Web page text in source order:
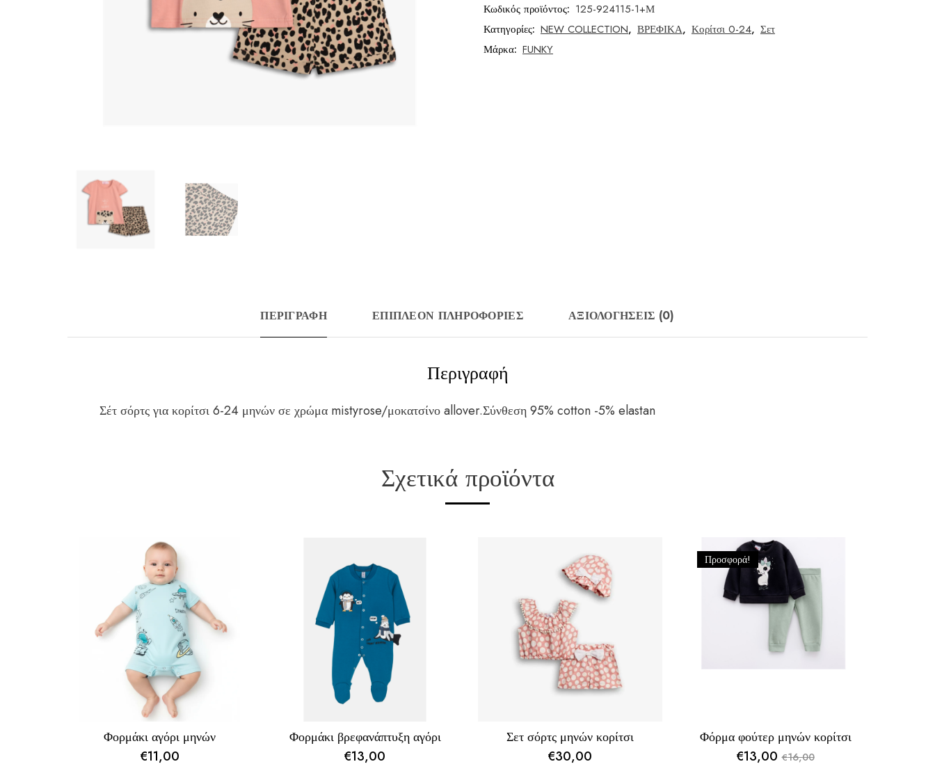
ποσότητα
Κωδικός προϊόντος: 125-924115-1+Μ
Κατηγορίες: NEW COLLECTION, ΒΡΕΦΙΚΑ, Κορίτσι 0-24, Σετ
Μάρκα: FUNKY
ΠΕΡΙΓΡΑΦΉ ΕΠΙΠΛΈΟΝ ΠΛΗΡΟΦΟΡΊΕΣ ΑΞΙΟΛΟΓΉΣΕΙΣ (0)
Περιγραφή
Σέτ σόρτς για κορίτσι 6-24 μηνών σε χρώμα mistyrose/μοκατσίνο allover.Σύνθεση 95% cotton -5% elastan
Σχετικά προϊόντα
Φορμάκι αγόρι μηνών
€11,00
Φορμάκι βρεφανάπτυξη αγόρι
€13,00
Σετ σόρτς μηνών κορίτσι
€30,00
Προσφορά!
Φόρμα φούτερ μηνών κορίτσι
€16,00
Original
€13,00Η